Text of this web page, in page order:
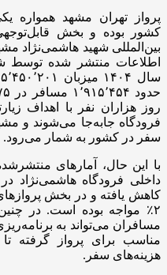
پرواز تهران مشهد همواره
کشور بوده و بخش
بین‌المللی شهید هاشمی‌نژاد
اطلاعات منتشر شده توسط
روز هزاران نفر با اهداف
فرودگاه جابه‌جا می‌شوند و
سفر در کشور به شمار می‌رود.
با این حال، آمارهای
کاهش یافته و در بخش
۲٪ مواجه بوده است. در
مسافران می‌تواند به
مناسب برای پرواز گرفته
هزینه‌های سفر.